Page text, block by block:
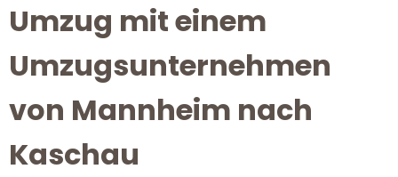
Umzug mit einem
Umzugsunternehmen
von Mannheim nach
Kaschau